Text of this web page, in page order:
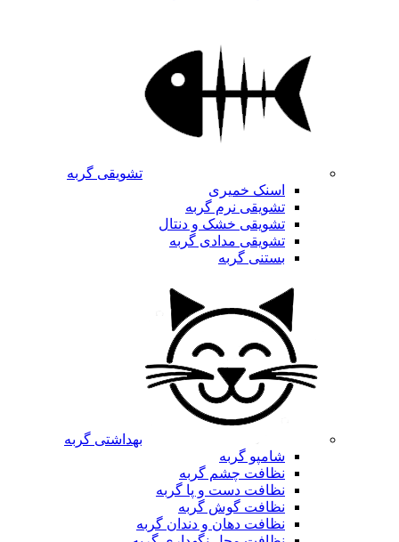
تشویقی گربه
اسنک خمیری
تشویقی نرم گربه
تشویقی خشک و دنتال
تشویقی مدادی گربه
بستنی گربه
بهداشتی گربه
شامپو گربه
نظافت چشم گربه
نظافت دست و پا گربه
نظافت گوش گربه
نظافت دهان و دندان گربه